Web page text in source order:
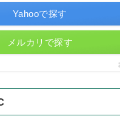
Yahooで探す
メルカリで探す